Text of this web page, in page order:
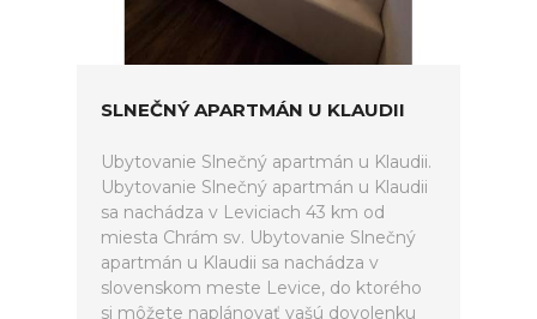
SLNEČNÝ APARTMÁN U KLAUDII
Ubytovanie Slnečný apartmán u Klaudii.
Ubytovanie Slnečný apartmán u Klaudii
sa nachádza v Leviciach 43 km od
miesta Chrám sv. Ubytovanie Slnečný
apartmán u Klaudii sa nachádza v
slovenskom meste Levice, do ktorého
si môžete naplánovať vašú dovolenku